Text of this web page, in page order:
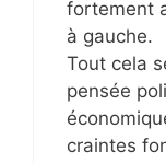
fortement
à gauche.
Tout cela
pensée
craintes